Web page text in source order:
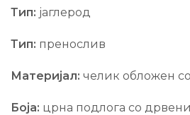
Тип: јаглерод
Тип: пренослив
Материјал: челик обложен
Боја: црна подлога со